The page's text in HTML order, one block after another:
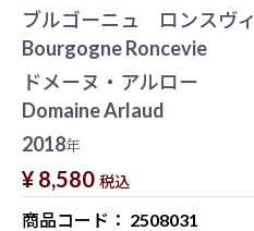
ブルゴーニュ ロンスヴィ
Bourgogne Roncevie
ドメーヌ・アルロー
Domaine Arlaud
2018年
¥ 8,580 税込
商品コード： 2508031